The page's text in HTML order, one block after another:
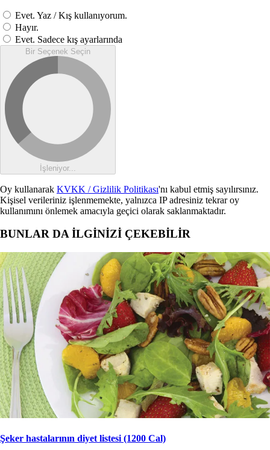
Evet. Yaz / Kış kullanıyorum.
Hayır.
Evet. Sadece kış ayarlarında
Bir Seçenek Seçin
İşleniyor...
Oy kullanarak KVKK / Gizlilik Politikası'nı kabul etmiş sayılırsınız.
Kişisel verileriniz işlenmemekte, yalnızca IP adresiniz tekrar oy
kullanımını önlemek amacıyla geçici olarak saklanmaktadır.
BUNLAR DA İLGİNİZİ ÇEKEBİLİR
Şeker hastalarının diyet listesi (1200 Cal)